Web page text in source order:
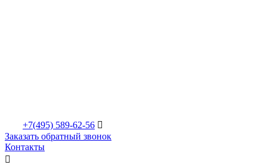
+7(495) 589-62-56 
Заказать обратный звонок
Контакты
